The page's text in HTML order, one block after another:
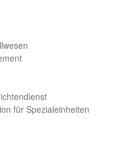
für Spezialeinheiten